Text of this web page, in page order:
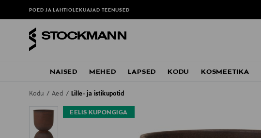
POED JA LAHTIOLEKUAJADTEENUSED
NAISED MEHED LAPSED KODU KOSMEETIKA
Kodu Aed Lille- ja istikupotid
EELIS KUPONGIGA